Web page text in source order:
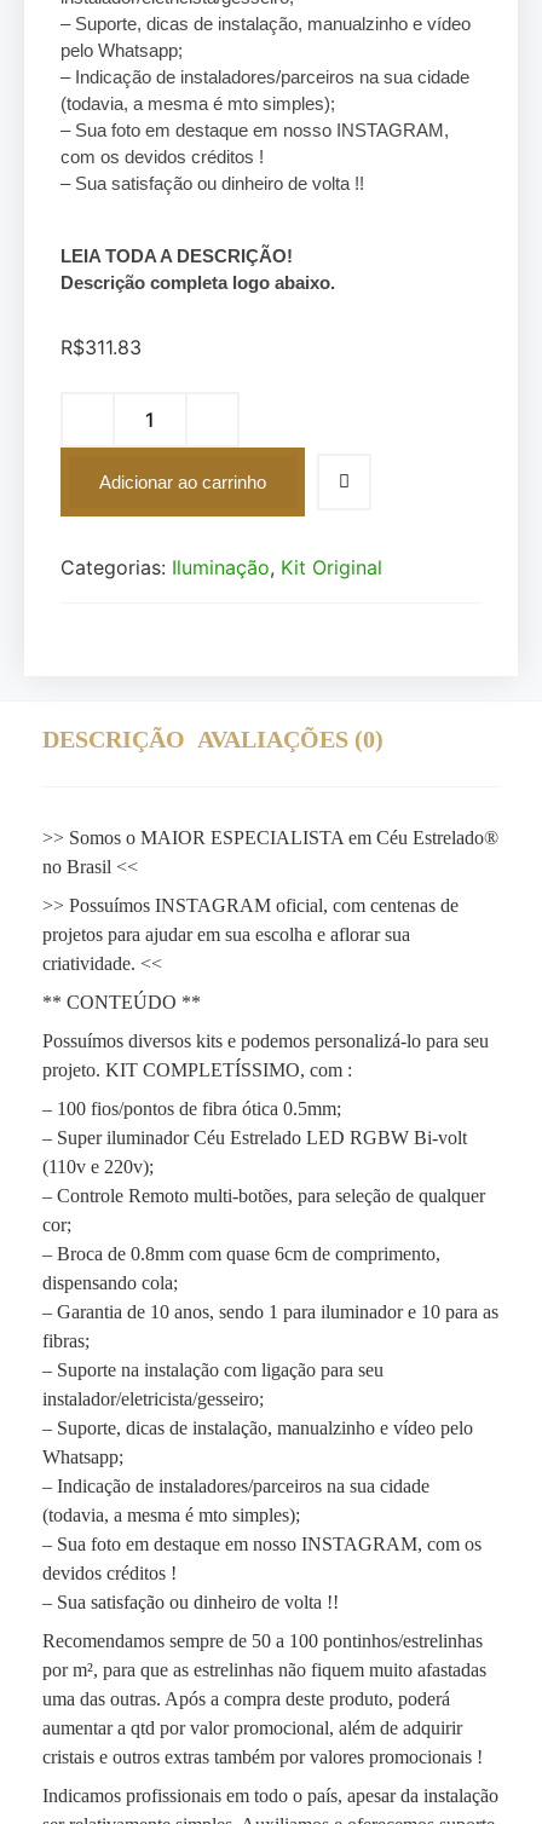
– Suporte, dicas de instalação, manualzinho e vídeo
pelo Whatsapp;
– Indicação de instaladores/parceiros na sua cidade
(todavia, a mesma é mto simples);
– Sua foto em destaque em nosso INSTAGRAM,
com os devidos créditos !
– Sua satisfação ou dinheiro de volta !!
LEIA TODA A DESCRIÇÃO!
Descrição completa logo abaixo.
R$311.83
Adicionar ao carrinho
Categorias: Iluminação, Kit Original
DESCRIÇÃO AVALIAÇÕES (0)
>> Somos o MAIOR ESPECIALISTA em Céu Estrelado®
no Brasil <<
>> Possuímos INSTAGRAM oficial, com centenas de
projetos para ajudar em sua escolha e aflorar sua
criatividade. <<
** CONTEÚDO **
Possuímos diversos kits e podemos personalizá-lo para seu
projeto. KIT COMPLETÍSSIMO, com :
– 100 fios/pontos de fibra ótica 0.5mm;
– Super iluminador Céu Estrelado LED RGBW Bi-volt
(110v e 220v);
– Controle Remoto multi-botões, para seleção de qualquer
cor;
– Broca de 0.8mm com quase 6cm de comprimento,
dispensando cola;
– Garantia de 10 anos, sendo 1 para iluminador e 10 para as
fibras;
– Suporte na instalação com ligação para seu
instalador/eletricista/gesseiro;
– Suporte, dicas de instalação, manualzinho e vídeo pelo
Whatsapp;
– Indicação de instaladores/parceiros na sua cidade
(todavia, a mesma é mto simples);
– Sua foto em destaque em nosso INSTAGRAM, com os
devidos créditos !
– Sua satisfação ou dinheiro de volta !!
Recomendamos sempre de 50 a 100 pontinhos/estrelinhas
por m², para que as estrelinhas não fiquem muito afastadas
uma das outras. Após a compra deste produto, poderá
aumentar a qtd por valor promocional, além de adquirir
cristais e outros extras também por valores promocionais !
Indicamos profissionais em todo o país, apesar da instalação